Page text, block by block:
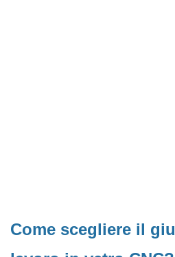
Come scegliere il